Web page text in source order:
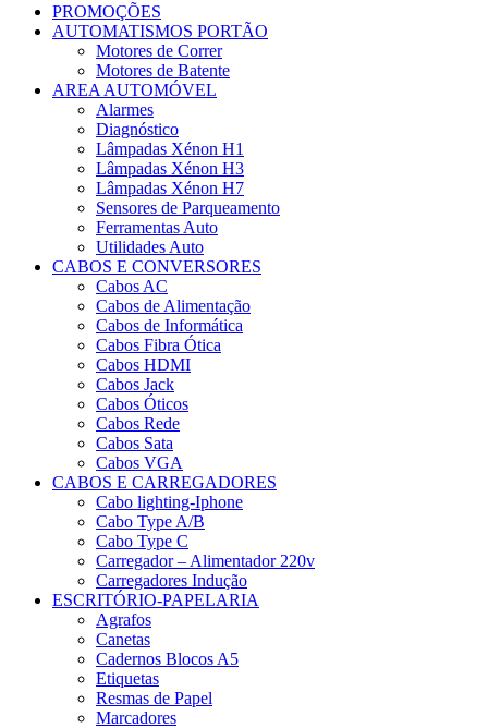
PROMOÇÕES
AUTOMATISMOS PORTÃO
Motores de Correr
Motores de Batente
AREA AUTOMÓVEL
Alarmes
Diagnóstico
Lâmpadas Xénon H1
Lâmpadas Xénon H3
Lâmpadas Xénon H7
Sensores de Parqueamento
Ferramentas Auto
Utilidades Auto
CABOS E CONVERSORES
Cabos AC
Cabos de Alimentação
Cabos de Informática
Cabos Fibra Ótica
Cabos HDMI
Cabos Jack
Cabos Óticos
Cabos Rede
Cabos Sata
Cabos VGA
CABOS E CARREGADORES
Cabo lighting-Iphone
Cabo Type A/B
Cabo Type C
Carregador – Alimentador 220v
Carregadores Indução
ESCRITÓRIO-PAPELARIA
Agrafos
Canetas
Cadernos Blocos A5
Etiquetas
Resmas de Papel
Marcadores